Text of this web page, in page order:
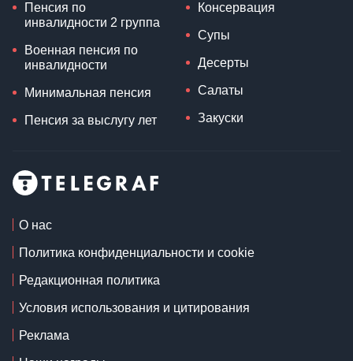
Пенсия по
инвалидности 2 группа
Военная пенсия по
инвалидности
Минимальная пенсия
Пенсия за выслугу лет
Консервация
Супы
Десерты
Салаты
Закуски
О нас
Политика конфиденциальности и cookie
Редакционная политика
Условия использования и цитирования
Реклама